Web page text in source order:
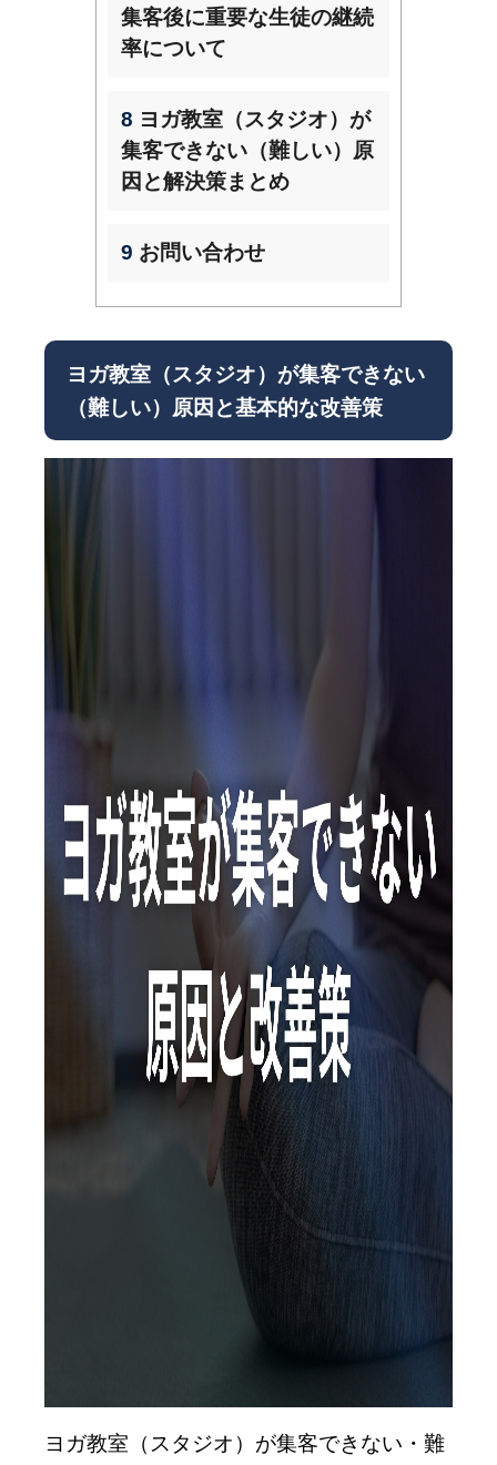
集客後に重要な生徒の継続
率について
8 ヨガ教室（スタジオ）が
集客できない（難しい）原
因と解決策まとめ
9 お問い合わせ
ヨガ教室（スタジオ）が集客できない
（難しい）原因と基本的な改善策
ヨガ教室（スタジオ）が集客できない・難